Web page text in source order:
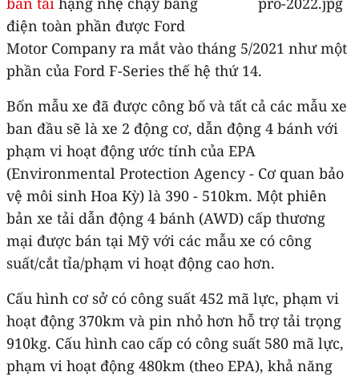
điện toàn phần được Ford
Motor Company ra mắt vào tháng 5/2021 như một
phần của Ford F-Series thế hệ thứ 14.
Bốn mẫu xe đã được công bố và tất cả các mẫu xe
ban đầu sẽ là xe 2 động cơ, dẫn động 4 bánh với
phạm vi hoạt động ước tính của EPA
(Environmental Protection Agency - Cơ quan bảo
vệ môi sinh Hoa Kỳ) là 390 - 510km. Một phiên
bản xe tải dẫn động 4 bánh (AWD) cấp thương
mại được bán tại Mỹ với các mẫu xe có công
suất/cắt tỉa/phạm vi hoạt động cao hơn.
Cấu hình cơ sở có công suất 452 mã lực, phạm vi
hoạt động 370km và pin nhỏ hơn hỗ trợ tải trọng
910kg. Cấu hình cao cấp có công suất 580 mã lực,
phạm vi hoạt động 480km (theo EPA), khả năng